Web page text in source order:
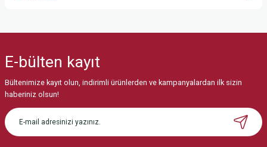
Görüş ve önerileriniz için teşekkür ederiz.
Ürün resmi kalitesiz, bozuk veya görüntülenemiyor.
Ürün açıklamasında eksik bilgiler bulunuyor.
Ürün bilgilerinde hatalar bulunuyor.
E-bülten kayıt
Bültenimize kayıt olun, indirimli ürünlerden ve kampanyalardan ilk sizin
haberiniz olsun!